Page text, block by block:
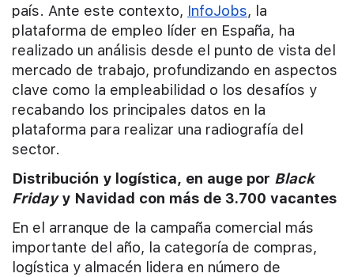
país. Ante este contexto, InfoJobs, la
plataforma de empleo líder en España, ha
realizado un análisis desde el punto de vista del
mercado de trabajo, profundizando en aspectos
clave como la empleabilidad o los desafíos y
recabando los principales datos en la
plataforma para realizar una radiografía del
sector.
Distribución y logística, en auge por Black
Fridayy Navidad con más de 3.700 vacantes
En el arranque de la campaña comercial más
importante del año, la categoría de compras,
logística y almacén lidera en número de